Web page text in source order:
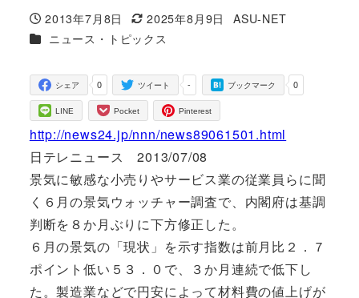
投稿日
2013年7月8日
更新日
2025年8月9日
著
ASU-NET
カテゴリー
ニュース・トピックス
0
シェア -
ツイート 0
ブックマーク
LINE Pocket Pinterest
http://news24.jp/nnn/news89061501.html
日テレニュース 2013/07/08
景気に敏感な小売りやサービス業の従業員らに聞
く６月の景気ウォッチャー調査で、内閣府は基調
判断を８か月ぶりに下方修正した。
６月の景気の「現状」を示す指数は前月比２．７
ポイント低い５３．０で、３か月連続で低下し
た。製造業などで円安によって材料費の値上げが